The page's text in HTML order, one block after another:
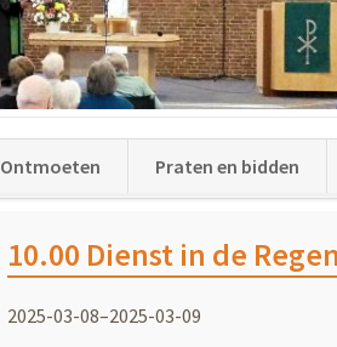
Ontmoeten Praten en bidden
10.00 Dienst in de
2025-03-08–2025-03-09